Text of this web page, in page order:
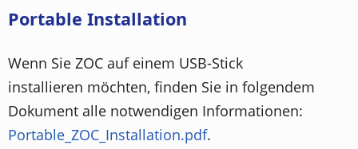
Portable Installation
Wenn Sie ZOC auf einem USB-Stick
installieren möchten, finden Sie in folgendem
Dokument alle notwendigen Informationen:
Portable_ZOC_Installation.pdf.